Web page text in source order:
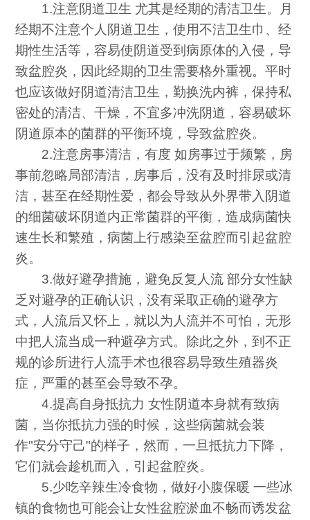
1.注意阴道卫生 尤其是经期的清洁卫生。月
经期不注意个人阴道卫生，使用不洁卫生巾、经
期性生活等，容易使阴道受到病原体的入侵，导
致盆腔炎，因此经期的卫生需要格外重视。平时
也应该做好阴道清洁卫生，勤换洗内裤，保持私
密处的清洁、干燥，不宜多冲洗阴道，容易破坏
阴道原本的菌群的平衡环境，导致盆腔炎。
2.注意房事清洁，有度 如房事过于频繁，房
事前忽略局部清洁，房事后，没有及时排尿或清
洁，甚至在经期性爱，都会导致从外界带入阴道
的细菌破坏阴道内正常菌群的平衡，造成病菌快
速生长和繁殖，病菌上行感染至盆腔而引起盆腔
炎。
3.做好避孕措施，避免反复人流 部分女性缺
乏对避孕的正确认识，没有采取正确的避孕方
式，人流后又怀上，就以为人流并不可怕，无形
中把人流当成一种避孕方式。除此之外，到不正
规的诊所进行人流手术也很容易导致生殖器炎
症，严重的甚至会导致不孕。
4.提高自身抵抗力 女性阴道本身就有致病
菌，当你抵抗力强的时候，这些病菌就会装
作"安分守己"的样子，然而，一旦抵抗力下降，
它们就会趁机而入，引起盆腔炎。
5.少吃辛辣生冷食物，做好小腹保暖 一些冰
镇的食物也可能会让女性盆腔淤血不畅而诱发盆